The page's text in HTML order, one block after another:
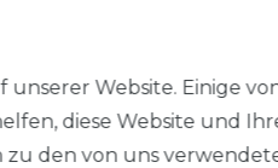
Website. Einige
diese Website und
den von uns